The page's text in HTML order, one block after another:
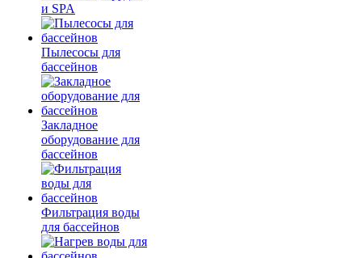
и SPA
Пылесосы для
бассейнов
Закладное
оборудование для
бассейнов
Фильтрация воды
для бассейнов